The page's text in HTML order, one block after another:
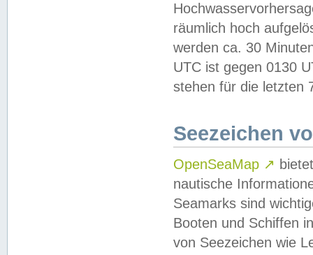
räumlich hoch
werden ca. 30
UTC ist gegen 0130
stehen für die letzten
Seezeichen
OpenSeaMap ↗
nautische
Seamarks sind
Booten und Schiffen
von Seezeichen wie